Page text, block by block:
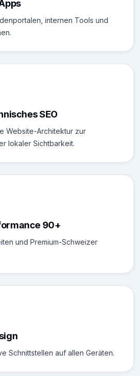
internen Tools und
SEO
Website-Architektur zur
lokaler Sichtbarkeit.
90+
und Premium-Schweizer
Schnittstellen auf allen Geräten.